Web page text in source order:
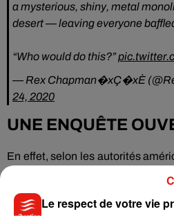
a mysterious, shiny, metal
desert — leaving everyone
“Who would do this?”
— Rex Chapman�xÇ�xÈ
24, 2020
UNE ENQUÊTE
En effet, selon les autorités
structure, qui est considérée
Le respect de votre vie